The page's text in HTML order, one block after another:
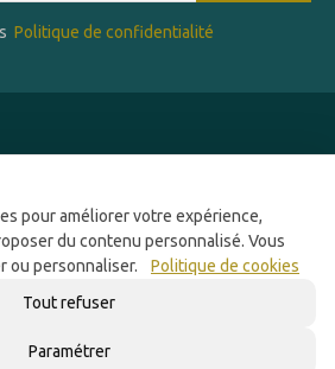
Politique de confidentialité
du programme FEDER-FSE+
dont l'Autorité de gestion est la Région
L'Europe s'engage à la Réunion avec le
pour améliorer votre expérience,
du contenu personnalisé. Vous
ou personnaliser.
Politique de cookies
Tout refuser
Paramétrer